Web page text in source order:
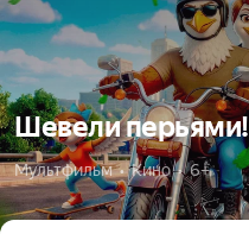
Шевели перьями!
Мультфильм  •  Кино  •  6+